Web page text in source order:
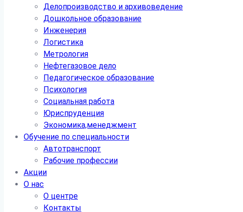
Делопроизводство и архивоведение
Дошкольное образование
Инженерия
Логистика
Метрология
Нефтегазовое дело
Педагогическое образование
Психология
Социальная работа
Юриспруденция
Экономика,менеджмент
Обучение по специальности
Автотранспорт
Рабочие профессии
Акции
О нас
О центре
Контакты